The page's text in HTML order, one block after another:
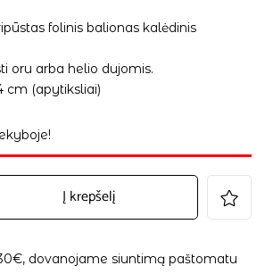
folinis balionas kalėdinis
oru arba helio dujomis.
cm (apytiksliai)
Į krepšelį
dovanojame siuntimą paštomatu